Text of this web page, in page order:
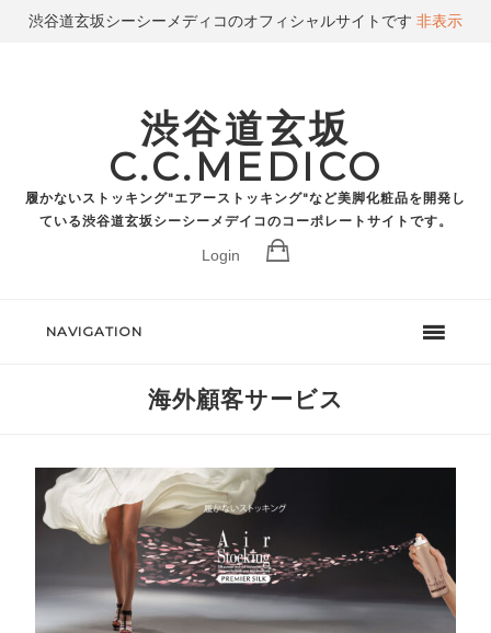
渋谷道玄坂
C.C.MEDICO
履かないストッキング"エアーストッキング"など美脚化粧品を開発し
ている渋谷道玄坂シーシーメデイコのコーポレートサイトです。
Login
NAVIGATION
海外顧客サービス
渋谷道玄坂シーシーメディコのオフィシャルサイトです 非表示